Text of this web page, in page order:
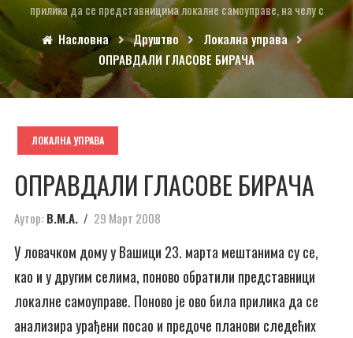
прилика да се представницима локалне самоуправе, на челу с
Насловна
Друштво
Локална управа
ОПРАВДАЛИ ГЛАСОВЕ БИРАЧА
ЛОКАЛНА УПРАВА
ОПРАВДАЛИ ГЛАСОВЕ БИРАЧА
Аутор: В.М.А. 29 Март 2008
У ловачком дому у Вашици 23. марта мештанима су се,
као и у другим селима, поново обратили представници
локалне самоуправе. Поново је ово била прилика да се
анализира урађени посао и предоче планови следећих